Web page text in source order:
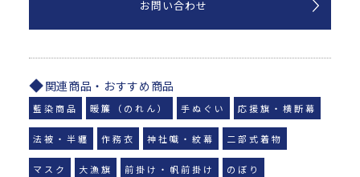
お問い合わせ
関連商品・おすすめ商品
藍染商品 暖簾（のれん） 手ぬぐい 応援旗・横断幕
法被・半纏 作務衣 神社幟・紋幕 二部式着物
マスク 大漁旗 前掛け・帆前掛け のぼり